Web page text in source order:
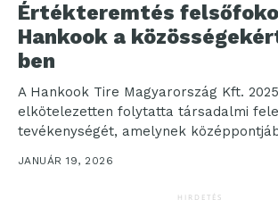
Értékteremtés
Hankook a
ben
A Hankook Tire Magyarország Kft.
elkötelezetten folytatta társadalmi
tevékenységét, amelynek
az egészségügy, a sport, valamint a
JANUÁR 19, 2026
HIRDETÉS